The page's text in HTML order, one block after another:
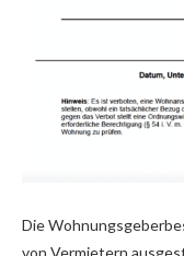
Die
von Vermietern